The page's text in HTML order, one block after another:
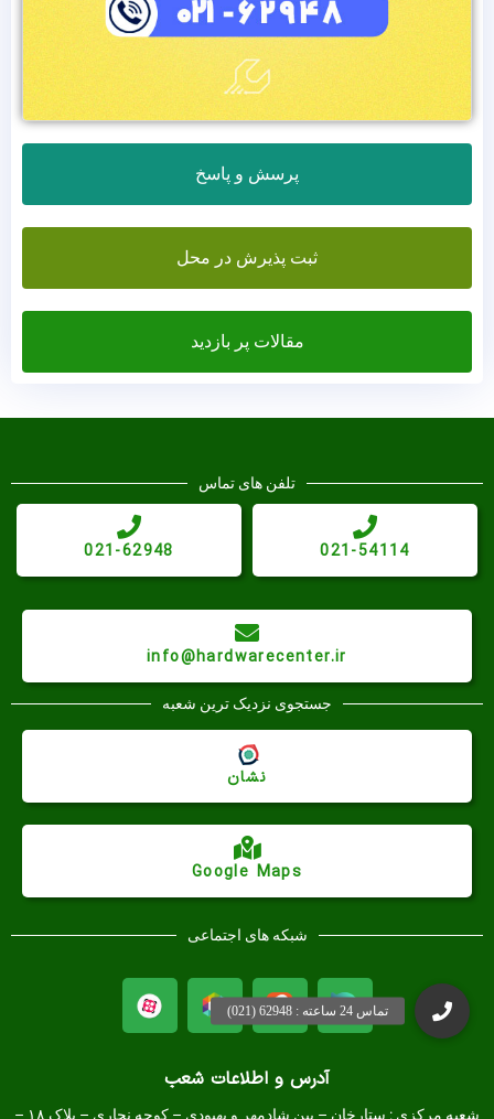
پرسش و پاسخ
ثبت پذیرش در محل
مقالات پر بازدید
آدرس و اطلاعات شعب
شعبه مرکزی : ستارخان – بین شادمهر و بهبودی – کوچه نجاری – پلاک ۱۸ –
تلفن های تماس
021-54114
021-62948
info@hardwarecenter.ir
جستجوی نزدیک ترین شعبه
Google Maps
نشان
شبکه های اجتماعی